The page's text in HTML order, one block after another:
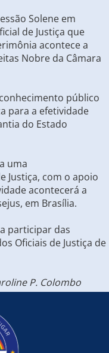
Solene em
de Justiça que
acontece a
Nobre da Câmara
público
para a efetividade
do Estado
uma
Justiça, com o apoio
acontecerá a
em Brasília.
participar das
Oficiais de Justiça de
P. Colombo